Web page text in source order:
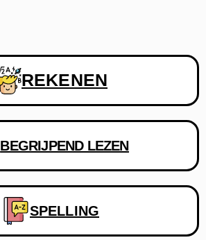
REKENEN
BEGRIJPEND LEZEN
SPELLING